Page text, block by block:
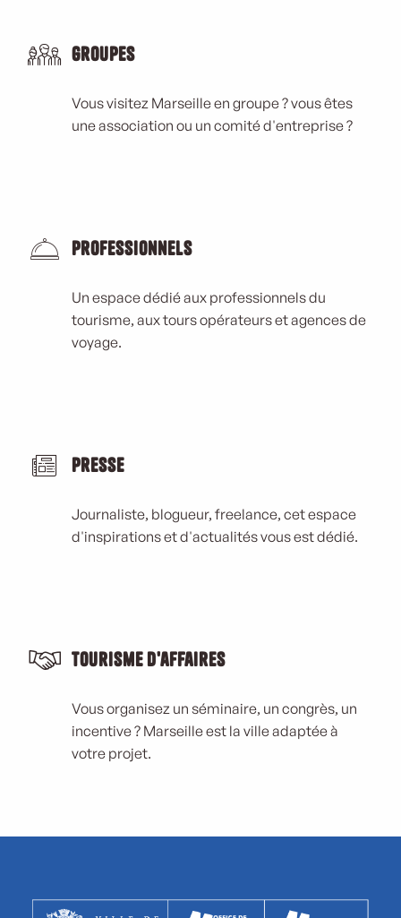
Groupes
Vous visitez Marseille en groupe ? vous êtes
une association ou un comité d'entreprise ?
Professionnels
Un espace dédié aux professionnels du
tourisme, aux tours opérateurs et agences de
voyage.
Presse
Journaliste, blogueur, freelance, cet espace
d'inspirations et d'actualités vous est dédié.
Tourisme d'affaires
Vous organisez un séminaire, un congrès, un
incentive ? Marseille est la ville adaptée à
votre projet.